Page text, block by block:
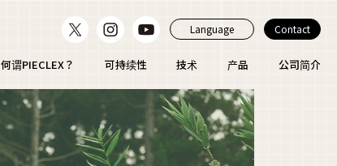
Language Contact
何谓PIECLEX？ 可持续性 技术 产品 公司简介